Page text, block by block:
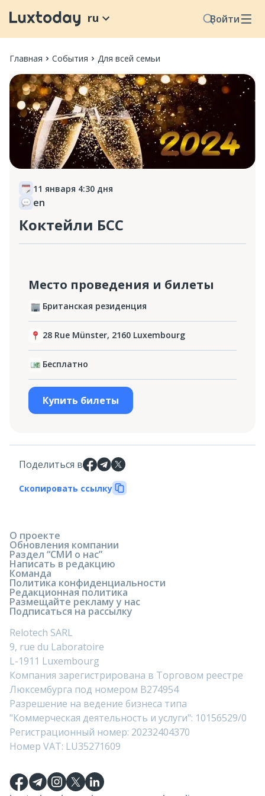
Войти
ru
Главная События Для всей семьи
11 января 4:30 дня
en
Коктейли БСС
Место проведения и билеты
Британская резиденция
28 Rue Münster, 2160 Luxembourg‎
Бесплатно
Купить билеты
Поделиться в
Скопировать ссылку
О проекте
Обновления компании
Раздел “СМИ о нас”
Написать в редакцию
Команда
Политика конфиденциальности
Редакционная политика
Размещайте рекламу у нас
Подписаться на рассылку
Relotech SARL
9, rue du Laboratoire
L-1911 Luxembourg
Компания зарегистрирована в Торговом реестре
Люксембурга под номером B274954
Разрешение на ведение бизнеса типа
"Коммерческая деятельность и услуги": 10156529/0
Регистрационный номер: 20232404370
Номер VAT: LU35271609